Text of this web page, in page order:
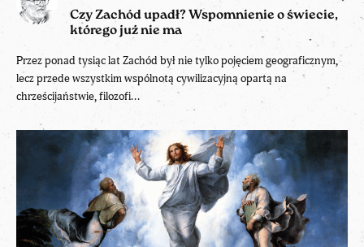
Czy Zachód upadł? Wspomnienie o świecie,
którego już nie ma
Przez ponad tysiąc lat Zachód był nie tylko pojęciem geograficznym,
lecz przede wszystkim wspólnotą cywilizacyjną opartą na
chrześcijaństwie, filozofi...